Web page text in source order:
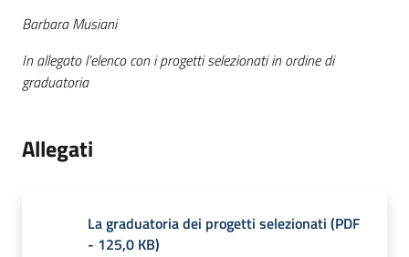
Barbara Musiani
In allegato l’elenco con i progetti selezionati in ordine di
graduatoria
Allegati
La graduatoria dei progetti selezionati (PDF
- 125,0 KB)